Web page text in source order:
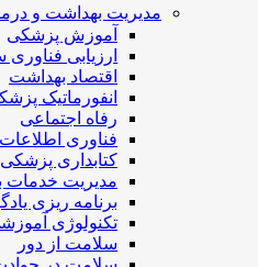
مدیریت بهداشت و
آموزش پزشکی
ارزیابی
اقتصاد بهداشت
انفورماتیک
رفاه اجتماعی
فناوری
کتابداری پزشکی
مديريت خدمات
برنامه ریزی
تکنولوژی
سلامت از دور